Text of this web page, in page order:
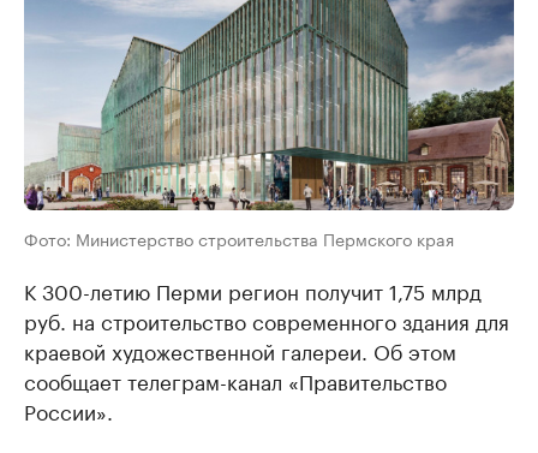
Фото: Министерство строительства Пермского края
К 300-летию Перми регион получит 1,75 млрд
руб. на строительство современного здания для
краевой художественной галереи. Об этом
сообщает телеграм-канал «Правительство
России».